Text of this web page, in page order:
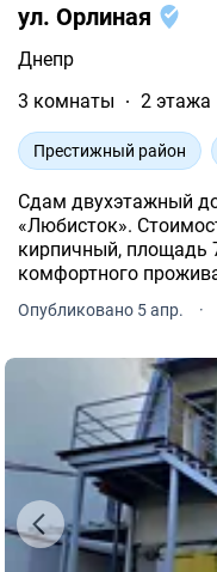
ул. Орлиная
Днепр
3 комнаты
2 этажа
Престижный район
Сдам двухэтажный
«Любисток». Стоимость: 18000 грн/месяц Дом
кирпичный, площадь 75 м², полностью готов для
комфортного
Опубликовано 5 апр. ·